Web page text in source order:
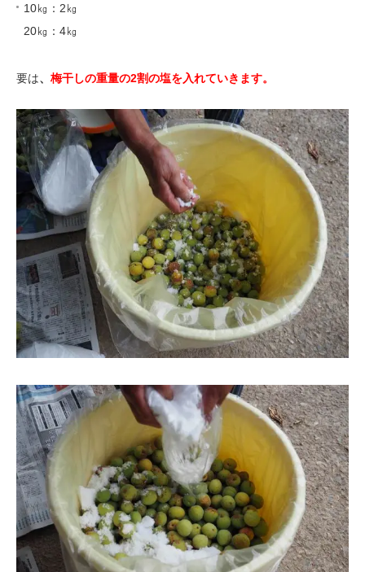
10㎏：2㎏
20㎏：4㎏
要は、 梅干しの重量の2割の塩を入れていきます。